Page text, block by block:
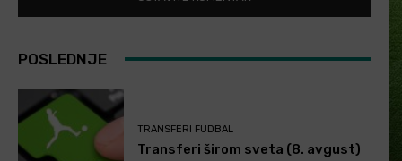
POSLEDNJE
TRANSFERI FUDBAL
Transferi širom sveta (8. avgust)